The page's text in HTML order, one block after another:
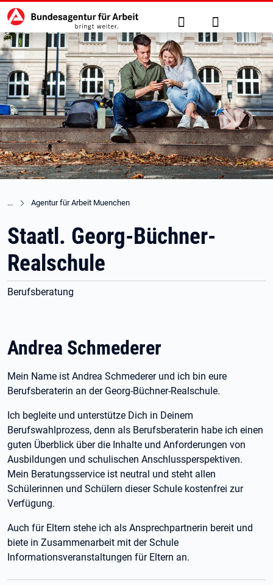
zu den Hauptinhalten springen
Hauptnavigation Suche Anmelden
Agentur für Arbeit Muenchen
Staatl. Georg-Büchner-
Realschule
Berufsberatung
Andrea Schmederer
Mein Name ist Andrea Schmederer und ich bin eure
Berufsberaterin an der Georg-Büchner-Realschule.
Ich begleite und unterstütze Dich in Deinem
Berufswahlprozess, denn als Berufsberaterin habe ich einen
guten Überblick über die Inhalte und Anforderungen von
Ausbildungen und schulischen Anschlussperspektiven.
Mein Beratungsservice ist neutral und steht allen
Schülerinnen und Schülern dieser Schule kostenfrei zur
Verfügung.
Auch für Eltern stehe ich als Ansprechpartnerin bereit und
biete in Zusammenarbeit mit der Schule
Informationsveranstaltungen für Eltern an.